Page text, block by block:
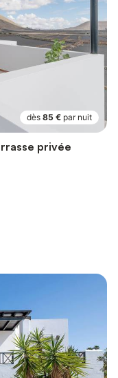
dès 85 € par nuit
privée